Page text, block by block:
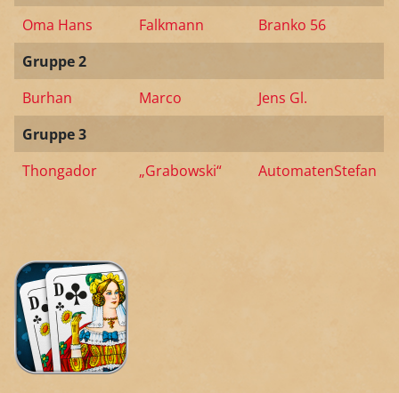
Oma Hans
Falkmann
Branko 56
Gruppe 2
Burhan
Marco
Jens Gl.
Gruppe 3
Thongador
„Grabowski“ AutomatenStefan